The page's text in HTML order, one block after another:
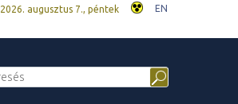
2026. augusztus 7., péntek EN